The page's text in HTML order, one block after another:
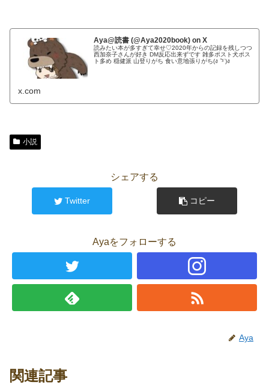
Aya@読書 (@Aya2020book) on X
読みたい本が多すぎて幸せ♡2020年からの記録を残しつつ
西加奈子さんが好き DM反応出来ずです 雑多ポスト犬ポス
ト多め 穏健派 山登りがち 食い意地張りがち(ง ˙᷅ᵌ˙)ง
x.com
小説
シェアする
Twitter コピー
Ayaをフォローする
Aya
関連記事